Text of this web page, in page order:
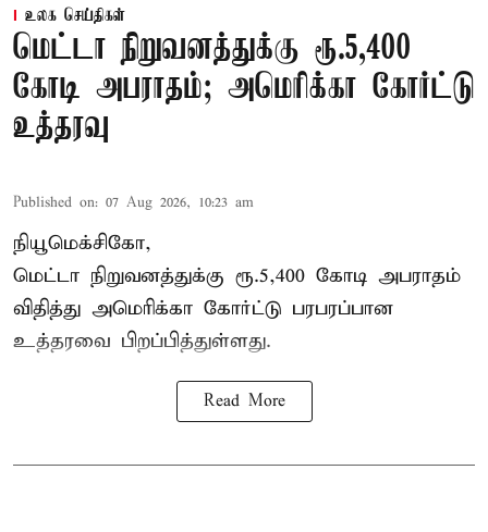
உலக செய்திகள்
மெட்டா நிறுவனத்துக்கு ரூ.5,400
கோடி அபராதம்; அமெரிக்கா கோர்ட்டு
உத்தரவு
Published on: 07 Aug 2026, 10:23 am
நியூமெக்சிகோ,
மெட்டா நிறுவனத்துக்கு ரூ.5,400 கோடி அபராதம்
விதித்து அமெரிக்கா கோர்ட்டு பரபரப்பான
உத்தரவை பிறப்பித்துள்ளது.
Read More